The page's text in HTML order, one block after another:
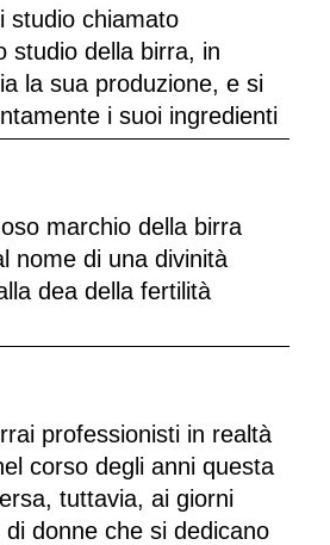
studio chiamato
studio della birra, in
la sua produzione, e si
i suoi ingredienti
marchio della birra
nome di una divinità
dea della fertilità
professionisti in realtà
corso degli anni questa
tuttavia, ai giorni
donne che si dedicano